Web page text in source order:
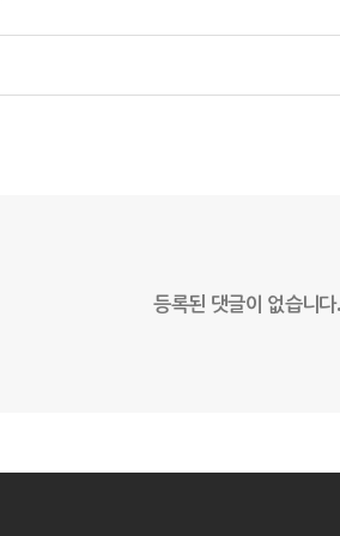
등록된 댓글이 없습니다.